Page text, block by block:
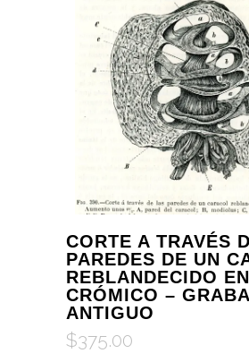
CORTE A TRAVÉS
PAREDES DE UN
REBLANDECIDO
CRÓMICO –
ANTIGUO
$375.00